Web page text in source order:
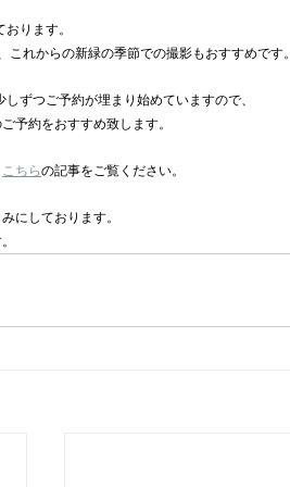
ります。
れからの新緑の季節での撮影もおすすめです。
ずつご予約が埋まり始めていますので、
予約をおすすめ致します。
こちらの記事をご覧ください。
にしております。